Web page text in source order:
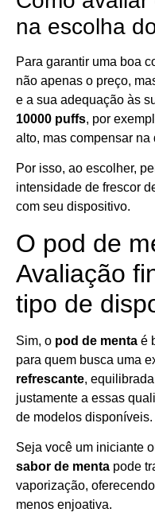
na escolha
Para garantir uma boa
não apenas o preço,
e a sua adequação às
10000 puffs, por
alto, mas compensar
Por isso, ao escolher,
intensidade de frescor
com seu dispositivo.
O pod de
Avaliação
tipo de
Sim, o pod de menta é
para quem busca uma
refrescante,
justamente a essas
de modelos disponíveis.
Seja você um iniciante
sabor de menta pode
vaporização,
menos enjoativa.